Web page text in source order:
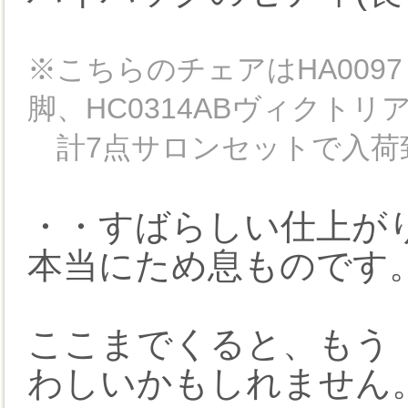
※こちらのチェアは
脚、HC0314ABヴィクトリ
計7点サロンセットで入荷
・・すばらしい仕上
本当にため息ものです
ここまでくると、もう
わしいかもしれません